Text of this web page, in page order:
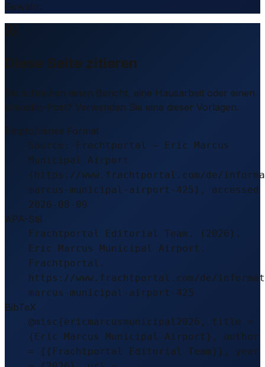
Gewähr.
Diese Seite zitieren
Sie schreiben einen Bericht, eine Hausarbeit oder einen
LinkedIn-Post? Verwenden Sie eine dieser Vorlagen.
Empfohlenes Format
Source: Frachtportal – Eric Marcus
Municipal Airport
(https://www.frachtportal.com/de/
marcus-municipal-airport-425), accessed
2026-08-09
APA-Stil
Frachtportal Editorial Team. (2026).
Eric Marcus Municipal Airport.
Frachtportal.
https://www.frachtportal.com/de/
marcus-municipal-airport-425
BibTeX
@misc{ericmarcusmunicipal2026, title =
{Eric Marcus Municipal Airport}, author
= {{Frachtportal Editorial Team}}, year